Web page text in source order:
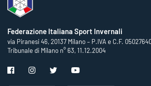
Federazione Italiana Sport Invernali
via Piranesi 46, 20137 Milano – P.IVA e C.F.
Tribunale di Milano n° 63, 11.12.2004